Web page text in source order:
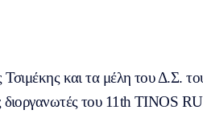
και τα μέλη του Δ.Σ.
διοργανωτές του 11th TINOS